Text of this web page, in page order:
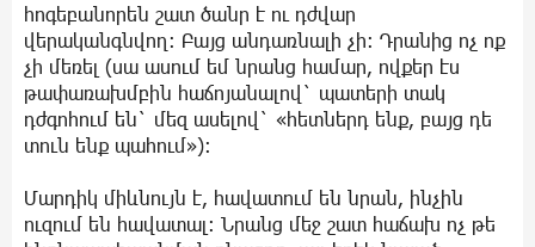
հոգեբանորեն շատ ծանր է ու դժվար
վերականգնվող: Բայց անդառնալի չի: Դրանից ոչ ոք
չի մեռել (սա ասում եմ նրանց համար, ովքեր էս
թափառախմբին հաճոյանալով` պատերի տակ
դժգոհում են` մեզ ասելով` «հետներդ ենք, բայց դե
տուն ենք պահում»):
Մարդիկ միևնույն է, հավատում են նրան, ինչին
ուզում են հավատալ: Նրանց մեջ շատ հաճախ ոչ թե